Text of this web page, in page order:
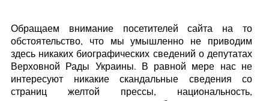
Обращаем внимание посетителей сайта на то
обстоятельство, что мы умышленно не приводим
здесь никаких биографических сведений о депутатах
Верховной Рады Украины. В равной мере нас не
интересуют никакие скандальные сведения со
страниц желтой прессы, национальность,